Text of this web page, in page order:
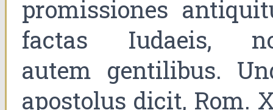
promissiones
factas Iudaeis,
autem gentilibus.
apostolus dicit, Rom.